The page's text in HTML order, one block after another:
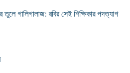
তুলে গালিগালাজ: রবির সেই শিক্ষিকার পদত্যাগ